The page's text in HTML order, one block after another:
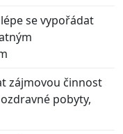
se vypořádat
zájmovou činnost
pobyty,